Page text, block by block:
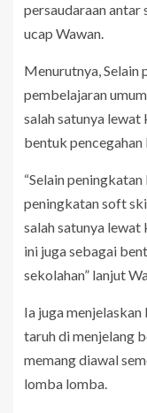
persaudaraan antar
ucap Wawan.
Menurutnya,
pembelajaran
salah satunya
bentuk
“Selain
peningkatan soft
salah satunya
ini juga sebagai
sekolahan” lanjut
Ia juga
taruh di menjelang
memang diawal
lomba lomba.